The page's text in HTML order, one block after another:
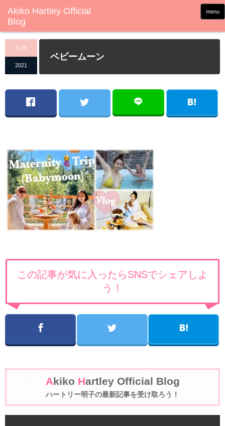
menu
8.29
2021
ベビームーン
この記事が気に入ったらSNSでシェアしよ
う！
Akiko Hartley Official Blog
ハートリー明子の最新記事を受け取ろう！